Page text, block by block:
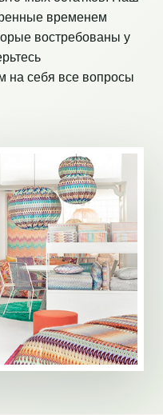
временем
востребованы у
себя все вопросы